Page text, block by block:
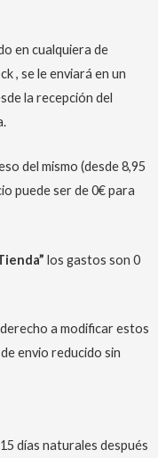
en cualquiera de
, se le enviará en un
la recepción del
del mismo (desde 8,95
puede ser de 0€ para
los gastos son 0
a modificar estos
envio reducido sin
días naturales después